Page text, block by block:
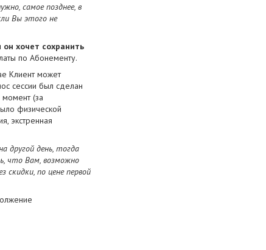
самое позднее, в
Вы этого не
он хочет сохранить
по Абонементу.
Клиент может
сессии был сделан
момент (за
физической
экстренная
другой день, тогда
что Вам, возможно
по цене первой